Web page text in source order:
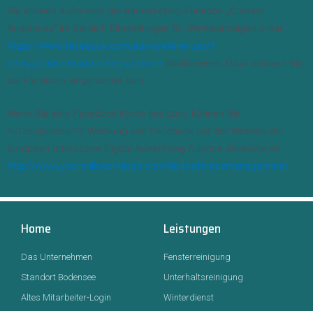
Sie können außerdem die Remarketing-Funktion „Custom
Audiences“ im Bereich Einstellungen für Werbeanzeigen unter
https://www.facebook.com/ads/preferences/?
entry_product=ad_settings_screen deaktivieren. Dazu müssen Sie
bei Facebook angemeldet sein.
Wenn Sie kein Facebook Konto besitzen, können Sie
nutzungsbasierte Werbung von Facebook auf der Website der
European Interactive Digital Advertising Alliance deaktivieren:
http://www.youronlinechoices.com/de/praferenzmanagement/.
Home
Das Unternehmen
Standort Bodensee
Altes Mitarbeiter-Login
Leistungen
Fensterreinigung
Unterhaltsreinigung
Winterdienst